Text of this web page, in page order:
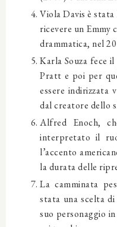
Viola Davis è
ricevere un Emmy
drammatica, nel
Karla Souza fece
Pratt e poi per
essere indirizzata
dal creatore dello
Alfred Enoch,
interpretato il
l’accento
la durata delle
La camminata
stata una scelta
suo personaggio